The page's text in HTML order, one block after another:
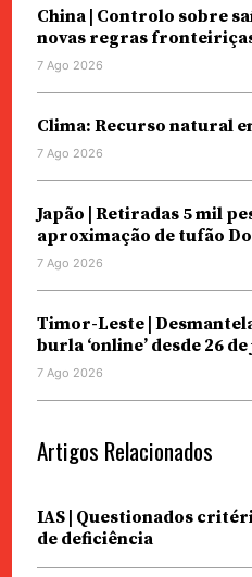
China | Controlo sobre
novas regras
7 Ago 2026
Clima: Recurso natural
7 Ago 2026
Japão | Retiradas 5 mil
aproximação de tufão
7 Ago 2026
Timor-Leste |
burla ‘online’ desde 26
7 Ago 2026
Artigos Relacionados
IAS | Questionados
de deficiência